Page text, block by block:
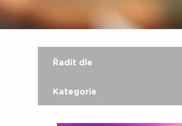
Řadit dle
Kategorie